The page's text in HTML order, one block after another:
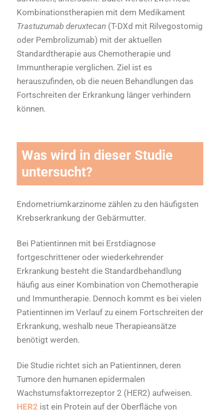
Kombinationstherapien mit dem Medikament
Trastuzumab deruxtecan (T-DXd mit Rilvegostomig
oder Pembrolizumab) mit der aktuellen
Standardtherapie aus Chemotherapie und
Immuntherapie verglichen. Ziel ist es
herauszufinden, ob die neuen Behandlungen das
Fortschreiten der Erkrankung länger verhindern
können.
Was wird in dieser Studie
untersucht?
Endometriumkarzinome zählen zu den häufigsten
Krebserkrankung der Gebärmutter.
Bei Patientinnen mit bei Erstdiagnose
fortgeschrittener oder wiederkehrender
Erkrankung besteht die Standardbehandlung
häufig aus einer Kombination von Chemotherapie
und Immuntherapie. Dennoch kommt es bei vielen
Patientinnen im Verlauf zu einem Fortschreiten der
Erkrankung, weshalb neue Therapieansätze
benötigt werden.
Die Studie richtet sich an Patientinnen, deren
Tumore den humanen epidermalen
Wachstumsfaktorrezeptor 2 (HER2) aufweisen.
HER2 ist ein Protein auf der Oberfläche von